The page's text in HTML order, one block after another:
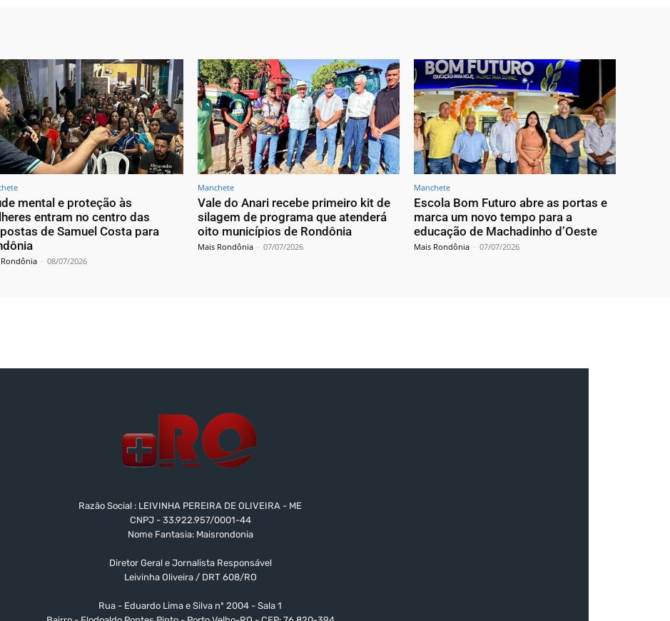
mental e proteção às
entram no centro das
de Samuel Costa para
- 08/07/2026
Manchete
Vale do Anari recebe primeiro kit de
silagem de programa que atenderá
oito municípios de Rondônia
Mais Rondônia - 07/07/2026
Manchete
Escola Bom Futuro abre as portas e
marca um novo tempo para a
educação de Machadinho d’Oeste
Mais Rondônia - 07/07/2026
Razão Social : LEIVINHA PEREIRA DE OLIVEIRA - ME
CNPJ - 33.922.957/0001-44
Nome Fantasia: Maisrondonia
Diretor Geral e Jornalista Responsável
Leivinha Oliveira / DRT 608/RO
Rua - Eduardo Lima e Silva nº 2004 - Sala 1